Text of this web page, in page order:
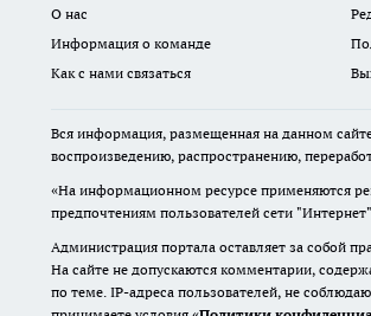
О нас
Информация о команде
Как с нами связаться
Вся информация, размещенная на данном
воспроизведению, распространению,
«На информационном ресурсе применяются
предпочтениям пользователей сети
Администрация портала оставляет за собой
На сайте не допускаются комментарии,
по теме. IP-адреса пользователей, не